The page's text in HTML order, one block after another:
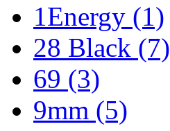
1Energy (1)
28 Black (7)
69 (3)
9mm (5)